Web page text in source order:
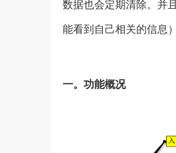
数据也会定期清除。并
能看到自己相关的信息
一。功能概况